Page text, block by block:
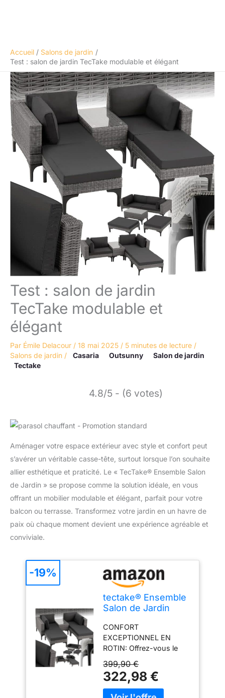
Accueil
Salons de jardin
Test : salon de jardin TecTake modulable et élégant
Test : salon de jardin
TecTake modulable et
élégant
Par Émile Delacour / 18 mai 2025 / 5 minutes de lecture /
Salons de jardin / Casaria Outsunny
Salon de jardin
Tectake
4.8/5 - (6 votes)
Aménager votre espace extérieur avec style et confort peut
s’avérer un véritable casse-tête, surtout lorsque l’on souhaite
allier esthétique et praticité. Le « TecTake® Ensemble Salon
de Jardin » se propose comme la solution idéale, en vous
offrant un mobilier modulable et élégant, parfait pour votre
balcon ou terrasse. Transformez votre jardin en un havre de
paix où chaque moment devient une expérience agréable et
conviviale.
tectake® Ensemble
Salon de Jardin
Modulable, Poly
Rotin et Aluminium,
Bain de Soleil 4
Places 1 Canapé 2
Tabouret Pouf, 1
Table de Jardin,
Mobilier de Jardin
CONFORT
EXCEPTIONNEL EN
ROTIN: Offrez-vous le
avec notre salon de
jardin en rotin, un
ensemble meuble salon
399,90 €
322,98 €
-19%